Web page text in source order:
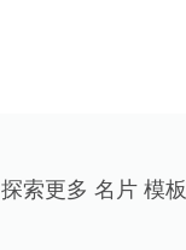
探索更多 名片 模板